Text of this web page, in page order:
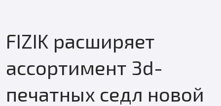
FIZIK расширяет
ассортимент 3d-
печатных седл новой